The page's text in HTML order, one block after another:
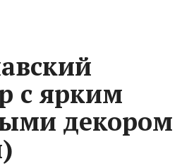
с ярким
декором